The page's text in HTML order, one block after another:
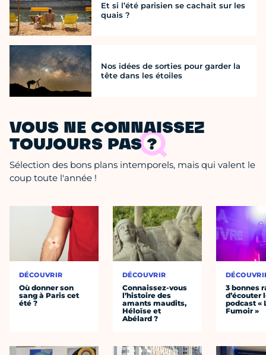
Et si l’été parisien se cachait sur les
quais ?
Nos idées de sorties pour garder la
tête dans les étoiles
VOUS NE CONNAISSEZ
TOUJOURS PAS ?
Sélection des bons plans intemporels, mais qui valent le
coup toute l'année !
DÉCOUVRIR
Où donner son
sang à Paris cet
été ?
DÉCOUVRIR
Connaissez-vous
l’histoire des
amants maudits,
Héloïse et
Abélard ?
3 bonnes
d’écouter
podcast «
Fumoir »